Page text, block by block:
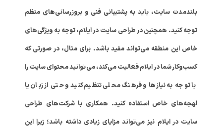
بلندمدت سایت، باید به پشتیبانی فنی و بروزرسانی‌های منظم
توجه کنید. همچنین در طراحی سایت در ایلام، توجه به ویژگی‌های
خاص این منطقه می‌تواند مفید باشد. برای مثال، در صورتی که
کسب‌وکار شما در ایلام فعالیت می‌کند، می‌توانید محتوای سایت را
با توجه به نیازها و فرهنگ محلی تنظیم کنید و حتی از زبان یا
لهجه‌های خاص استفاده کنید. همکاری با شرکت‌های طراحی
سایت در ایلام نیز می‌تواند مزایای زیادی داشته باشد؛ زیرا این